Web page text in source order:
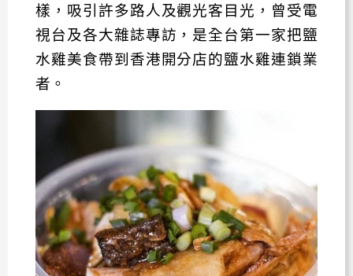
樣，吸引許多路人及觀光客目光，曾受電
視台及各大雜誌專訪，是全台第一家把鹽
水雞美食帶到香港開分店的鹽水雞連鎖業
者。